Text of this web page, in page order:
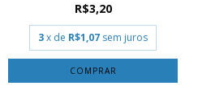
R$3,20
3x de R$1,07 sem juros
COMPRAR